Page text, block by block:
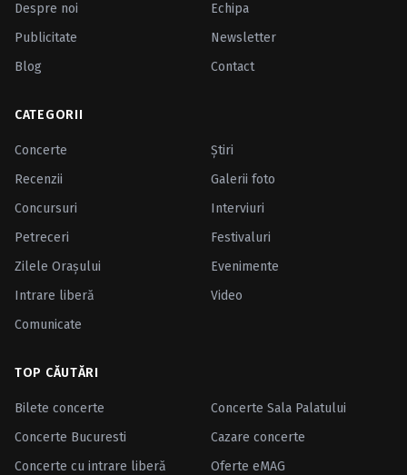
Despre noi
Echipa
Publicitate
Newsletter
Blog
Contact
CATEGORII
Concerte
Ştiri
Recenzii
Galerii foto
Concursuri
Interviuri
Petreceri
Festivaluri
Zilele Oraşului
Evenimente
Intrare liberă
Video
Comunicate
TOP CĂUTĂRI
Bilete concerte
Concerte Sala Palatului
Concerte Bucuresti
Cazare concerte
Concerte cu intrare liberă
Oferte eMAG